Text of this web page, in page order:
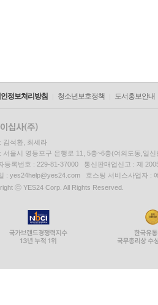
정보처리방침 청소년보호정책 도서홍보안내
김석환, 최세라
서울시 영등포구 은행로 11, 5층~6층(여의도동,일신
등록번호 : 229-81-37000 통신판매업신고 : 제
: yes24help@yes24.com 호스팅 서비스사업자 :
ⓒ YES24 Corp. All Rights Reserved.